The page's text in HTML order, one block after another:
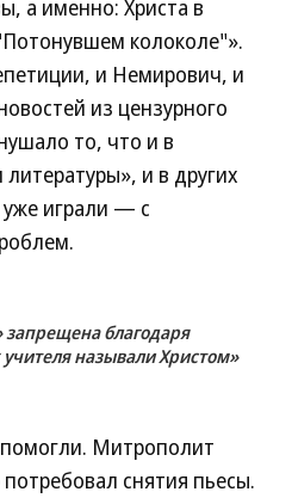
а именно: Христа в
колоколе"».
и Немирович, и
из цензурного
то, что и в
и в других
уже играли — с
запрещена благодаря
называли Христом»
Митрополит
снятия пьесы.